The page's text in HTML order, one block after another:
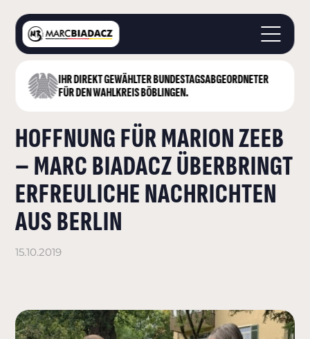
IHR DIREKT GEWÄHLTER BUNDESTAGS­ABGEORDNETER
FÜR DEN WAHLKREIS BÖBLINGEN.
STARTSEITE
LANDKREIS BÖBLINGEN
DEUTSCHER BUNDESTAG
AKTUELLES
KONTAKT
HOFFNUNG FÜR MARION ZEEB
– MARC BIADACZ ÜBERBRINGT
ERFREULICHE NACHRICHTEN
AUS BERLIN
15.10.2019